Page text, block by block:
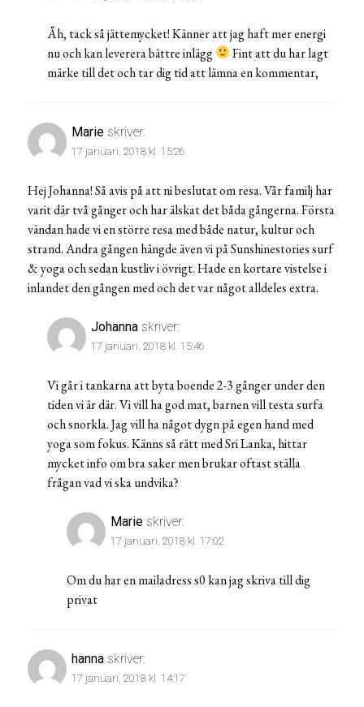
Åh, tack så jättemycket! Känner att jag haft mer energi
nu och kan leverera bättre inlägg
Fint att du har lagt
märke till det och tar dig tid att lämna en kommentar,
Marie skriver:
17 januari, 2018 kl. 15:26
Hej Johanna! Så avis på att ni beslutat om resa. Vår familj har
varit där två gånger och har älskat det båda gångerna. Första
vändan hade vi en större resa med både natur, kultur och
strand. Andra gången hängde även vi på Sunshinestories surf
& yoga och sedan kustliv i övrigt. Hade en kortare vistelse i
inlandet den gången med och det var något alldeles extra.
Johanna skriver:
17 januari, 2018 kl. 15:46
Vi går i tankarna att byta boende 2-3 gånger under den
tiden vi är där. Vi vill ha god mat, barnen vill testa surfa
och snorkla. Jag vill ha något dygn på egen hand med
yoga som fokus. Känns så rätt med Sri Lanka, hittar
mycket info om bra saker men brukar oftast ställa
frågan vad vi ska undvika?
Marie skriver:
17 januari, 2018 kl. 17:02
Om du har en mailadress s0 kan jag skriva till dig
privat
hanna skriver:
17 januari, 2018 kl. 14:17